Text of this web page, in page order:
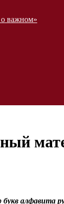
важном»
алфавита